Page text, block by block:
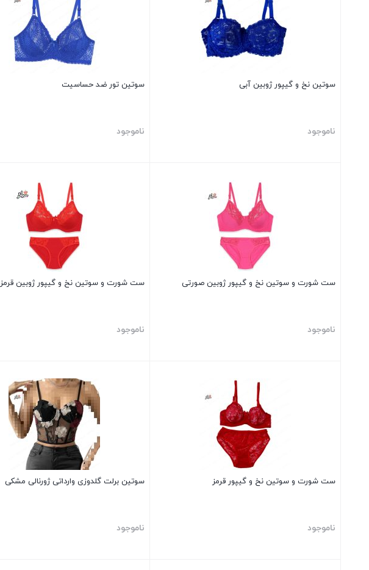
سوتین نخ و گیپور ژوبین آبی
ناموجود
سوتین تور ضد حساسیت
ناموجود
ست شورت و سوتین نخ و گیپور ژوبین صورتی
ناموجود
ست شورت و سوتین نخ و گیپور ژوبین قرمز
ناموجود
ست شورت و سوتین نخ و گیپور قرمز
ناموجود
سوتین برلت گلدوزی وارداتی ژورنالی مشکی
ناموجود